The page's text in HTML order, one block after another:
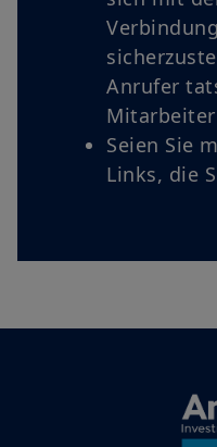
Anrufer
Seien Sie
Links, die